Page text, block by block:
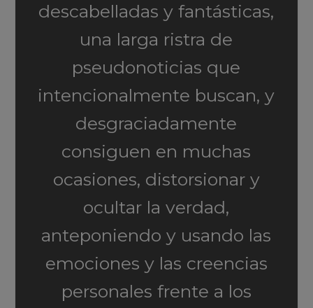
descabelladas y fantásticas,
una larga ristra de
pseudonoticias que
intencionalmente buscan, y
desgraciadamente
consiguen en muchas
ocasiones, distorsionar y
ocultar la verdad,
anteponiendo y usando las
emociones y las creencias
personales frente a los